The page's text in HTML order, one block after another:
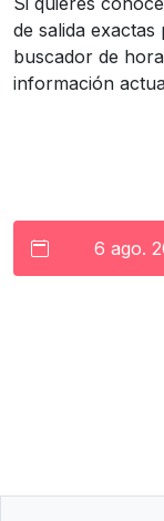
de salida
buscador de
información